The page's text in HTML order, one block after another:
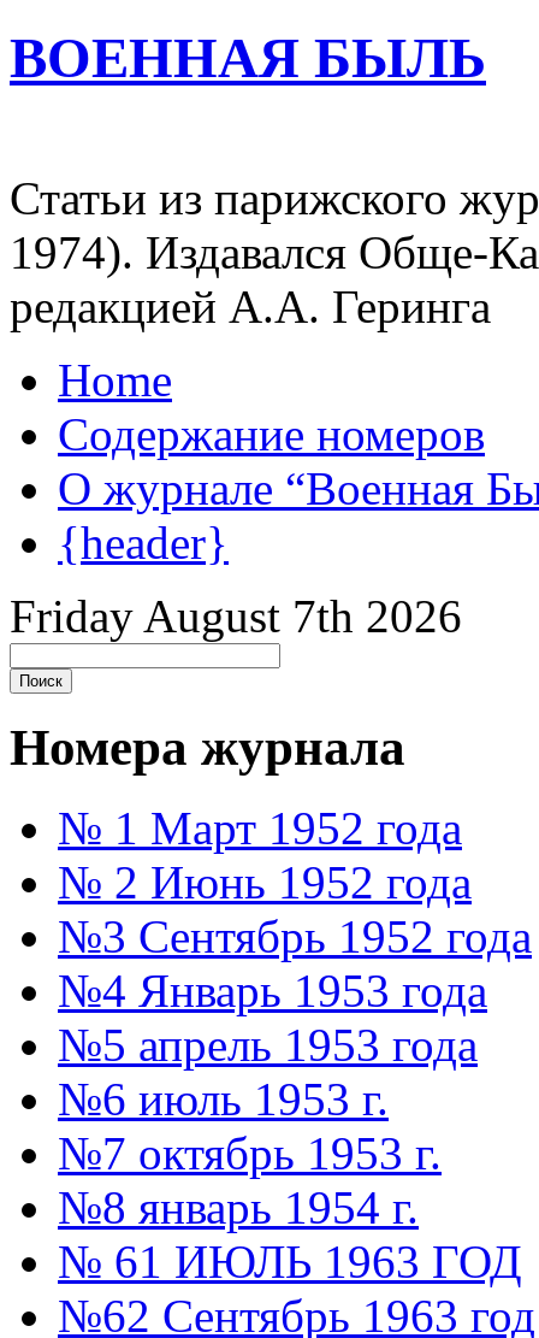
ВОЕННАЯ БЫЛЬ
Статьи из парижского
1974). Издавался Обще-
редакцией А.А. Геринга
Home
Содержание номеров
О журнале “Военная
{header}
Friday August 7th 2026
Номера журнала
№ 1 Март 1952 года
№ 2 Июнь 1952 года
№3 Сентябрь 1952 года
№4 Январь 1953 года
№5 апрель 1953 года
№6 июль 1953 г.
№7 октябрь 1953 г.
№8 январь 1954 г.
№ 61 ИЮЛЬ 1963 ГОД
№62 Сентябрь 1963 год